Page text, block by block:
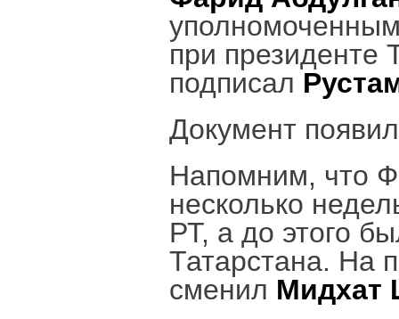
при президенте
подписал
Документ
Напомним, что
несколько
РТ, а до этого
Татарстана. На
сменил Мидхат